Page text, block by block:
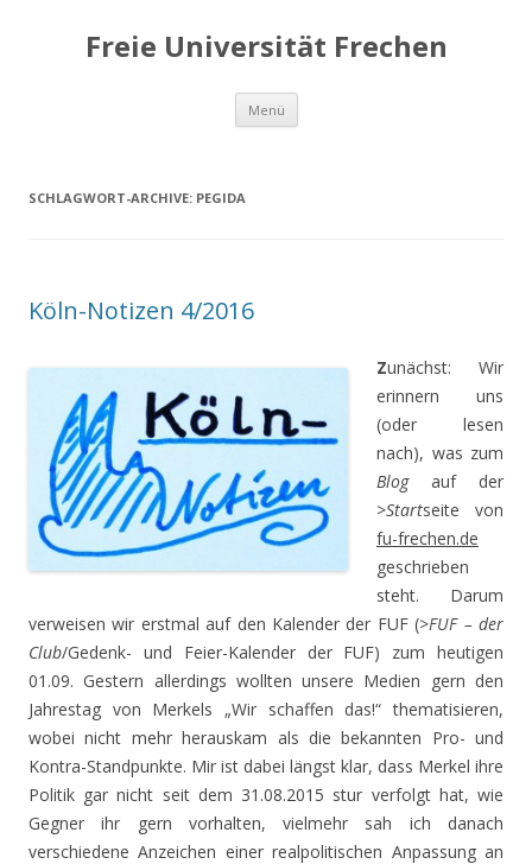
Freie Universität Frechen
Menü Zum
springen
SCHLAGWORT-ARCHIVE: PEGIDA
Köln-Notizen 4/2016
Zunächst: Wir
erinnern uns
(oder lesen
nach), was zum
Blogauf der
>Startseite von
fu-frechen.de
geschrieben
steht. Darum
verweisen wir erstmal auf den Kalender der FUF (>FUF – der
Club/Gedenk- und Feier-Kalender der FUF) zum heutigen
01.09. Gestern allerdings wollten unsere Medien gern den
Jahrestag von Merkels „Wir schaffen das!“ thematisieren,
wobei nicht mehr herauskam als die bekannten Pro- und
Kontra-Standpunkte. Mir ist dabei längst klar, dass Merkel ihre
Politik gar nicht seit dem 31.08.2015 stur verfolgt hat, wie
Gegner ihr gern vorhalten, vielmehr sah ich danach
verschiedene Anzeichen einer realpolitischen Anpassung an